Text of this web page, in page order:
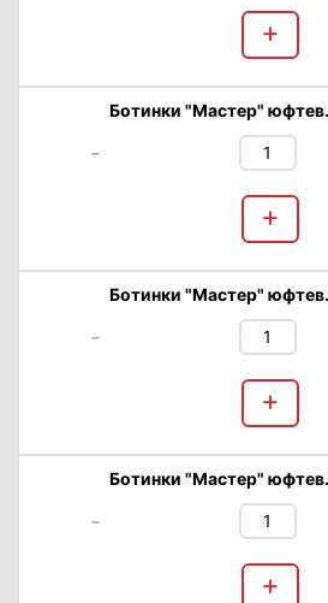
+
Ботинки "Мастер"
-
+
Ботинки "Мастер"
-
+
Ботинки "Мастер"
-
+